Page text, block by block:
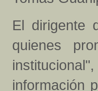
El dirigente
quienes
información